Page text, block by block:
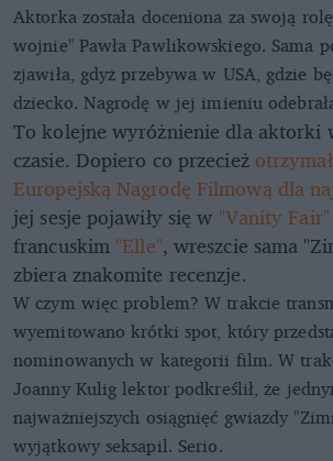
Aktorka została doceniona za swoją
wojnie" Pawła Pawlikowskiego. Sama
zjawiła, gdyż przebywa w USA, gdzie
dziecko. Nagrodę w jej imieniu
To kolejne wyróżnienie dla aktorki
czasie. Dopiero co przecież
Europejską Nagrodę Filmową dla
jej sesje pojawiły się w "Vanity Fair"
francuskim "Elle", wreszcie sama
zbiera znakomite recenzje.
W czym więc problem? W trakcie
wyemitowano krótki spot, który
nominowanych w kategorii film. W
Joanny Kulig lektor podkreślił, że
najważniejszych osiągnięć gwiazdy
wyjątkowy seksapil. Serio.